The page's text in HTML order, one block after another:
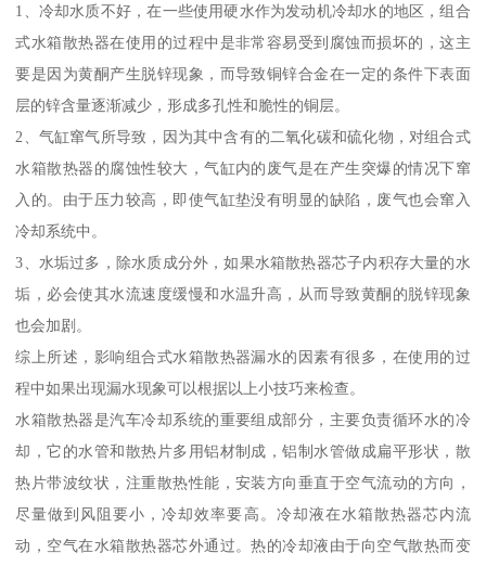
1、冷却水质不好，在一些使用硬水作为发动机冷却水的地区，组合
式水箱散热器在使用的过程中是非常容易受到腐蚀而损坏的，这主
要是因为黄酮产生脱锌现象，而导致铜锌合金在一定的条件下表面
层的锌含量逐渐减少，形成多孔性和脆性的铜层。
2、气缸窜气所导致，因为其中含有的二氧化碳和硫化物，对组合式
水箱散热器的腐蚀性较大，气缸内的废气是在产生突爆的情况下窜
入的。由于压力较高，即使气缸垫没有明显的缺陷，废气也会窜入
冷却系统中。
3、水垢过多，除水质成分外，如果水箱散热器芯子内积存大量的水
垢，必会使其水流速度缓慢和水温升高，从而导致黄酮的脱锌现象
也会加剧。
综上所述，影响组合式水箱散热器漏水的因素有很多，在使用的过
程中如果出现漏水现象可以根据以上小技巧来检查。
水箱散热器是汽车冷却系统的重要组成部分，主要负责循环水的冷
却，它的水管和散热片多用铝材制成，铝制水管做成扁平形状，散
热片带波纹状，注重散热性能，安装方向垂直于空气流动的方向，
尽量做到风阻要小，冷却效率要高。冷却液在水箱散热器芯内流
动，空气在水箱散热器芯外通过。热的冷却液由于向空气散热而变